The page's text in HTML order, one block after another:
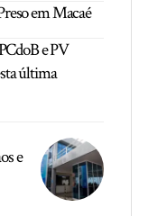
em Macaé
e PV
última
e